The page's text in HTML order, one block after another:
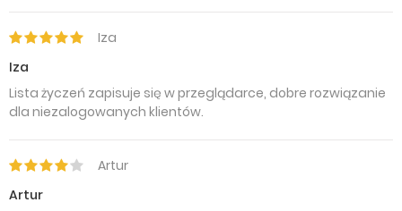
Iza
Iza
Lista życzeń zapisuje się w przeglądarce, dobre rozwiązanie
dla niezalogowanych klientów.
Artur
Artur